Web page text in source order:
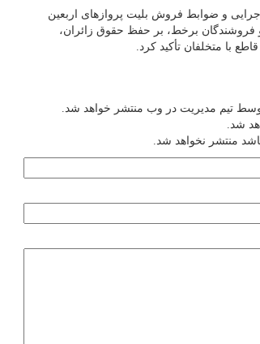
و ضوابط فروش بلیت پروازهای اربعین
و فروشندگان برخط، بر حفظ حقوق زائران،
با متخلفان تأکید کرد.
تیم مدیریت در وب منتشر خواهد شد.
شد.
منتشر نخواهد شد.